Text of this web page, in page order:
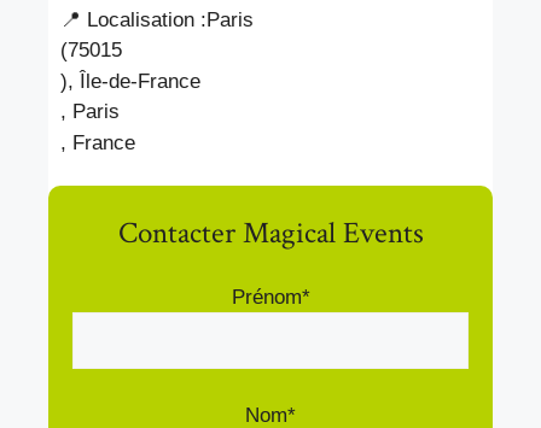
📍 Localisation :Paris
(75015
), Île-de-France
, Paris
, France
Contacter Magical Events
Prénom*
Nom*